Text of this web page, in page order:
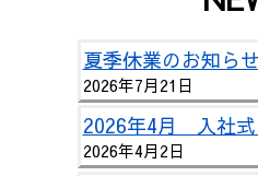
夏季休業のお知らせ
2026年7月21日
2026年4月 入社式
2026年4月2日